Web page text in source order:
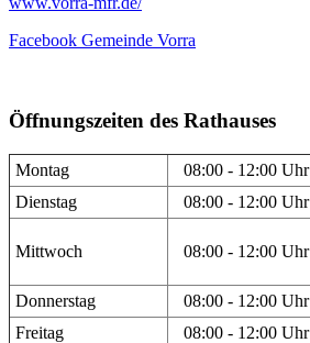
Facebook Gemeinde Vorra
Öffnungszeiten des Rathauses
Montag 08:00 - 12:00 Uhr
Dienstag
08:00 - 12:00 Uhr
Mittwoch 08:00 - 12:00 Uhr
Donnerstag 08:00 - 12:00 Uhr
Freitag
08:00 - 12:00 Uhr